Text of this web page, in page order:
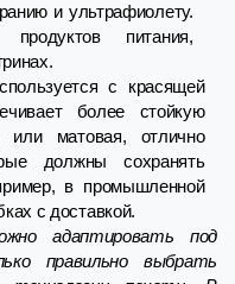
и ультрафиолету.
питания,
с красящей
более стойкую
или матовая, отлично
должны сохранять
в промышленной
с доставкой.
адаптировать под
правильно выбрать